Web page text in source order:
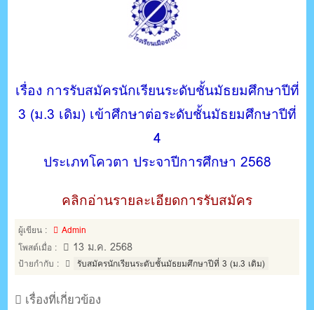
เรื่อง การรับสมัครนักเรียนระดับชั้นมัธยมศึกษาปีที่
3 (ม.3 เดิม) เข้าศึกษาต่อระดับชั้นมัธยมศึกษาปีที่
4
ประเภทโควตา ประจาปีการศึกษา 2568
คลิกอ่านรายละเอียดการรับสมัคร
ผู้เขียน :
Admin
โพสต์เมื่อ :
13 ม.ค. 2568
ป้ายกำกับ : รับสมัครนักเรียนระดับชั้นมัธยมศึกษาปีที่ 3 (ม.3 เดิม)
เรื่องที่เกี่ยวข้อง